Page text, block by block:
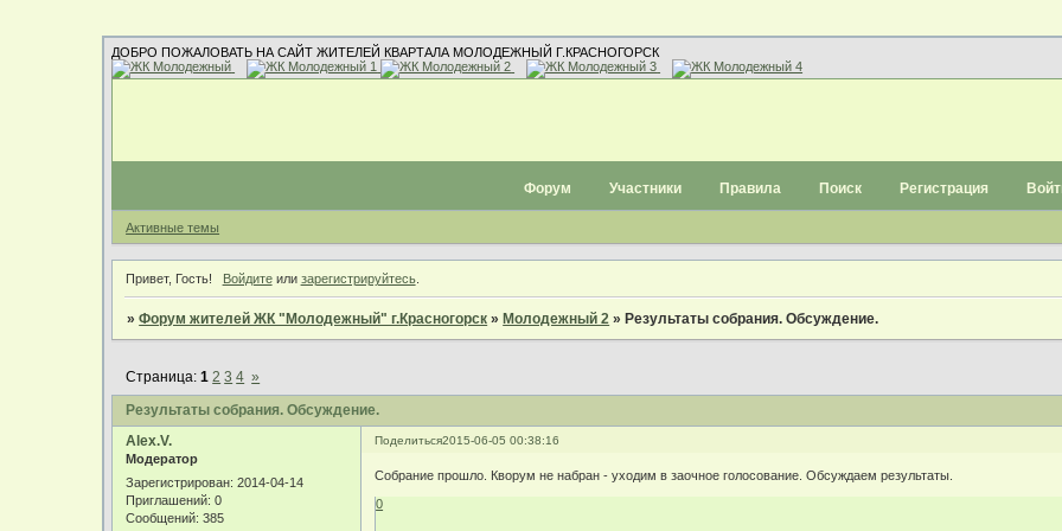
ДОБРО ПОЖАЛОВАТЬ НА САЙТ ЖИТЕЛЕЙ КВАРТАЛА МОЛОДЕЖНЫЙ Г.КРАСНОГОРСК
Форум Участники Правила Поиск Регистрация
Активные темы
Привет, Гость! Войдитеили зарегистрируйтесь.
»Форум жителей ЖК "Молодежный" г.Красногорск » Молодежный 2 » Результаты собрания. Обсуждение.
Результаты собрания. Обсуждение.
Страница:1 2 3 4 »
Поделиться2015-06-05 00:38:16
Alex.V.
Модератор
Зарегистрирован: 2014-04-14
Приглашений: 0
Сообщений: 385
Собрание прошло. Кворум не набран - уходим в заочное голосование. Обсуждаем результаты.
0